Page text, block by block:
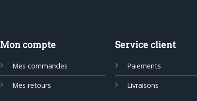
Mon compte
Mes commandes
Mes retours
Service client
Paiements
Livraisons